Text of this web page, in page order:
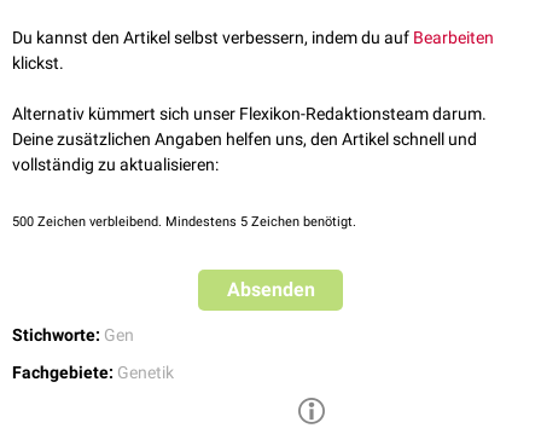
Kleinwuchs durch Mangelernährung
. Solche erworbenen Eigenschaften
werden nicht direkt weitervererbt, können jedoch im Rahmen der
haben.
Da sich der Phänotyp unterschiedlich definieren lässt, wird in der
Humangenetikzwischen unterschiedlichen Phänotypen unterschieden:
Metabolischer Phänotyp(auch klinisch-chemischer Phänotyp
Du kannst den Artikel selbst verbessern, indem du auf Bearbeiten
klickst.
Alternativ kümmert sich unser Flexikon-Redaktionsteam darum.
Deine zusätzlichen Angaben helfen uns, den Artikel schnell und
vollständig zu aktualisieren:
500 Zeichen verbleibend. Mindestens 5 Zeichen benötigt.
Absenden
Stichworte: Gen
Fachgebiete: Genetik